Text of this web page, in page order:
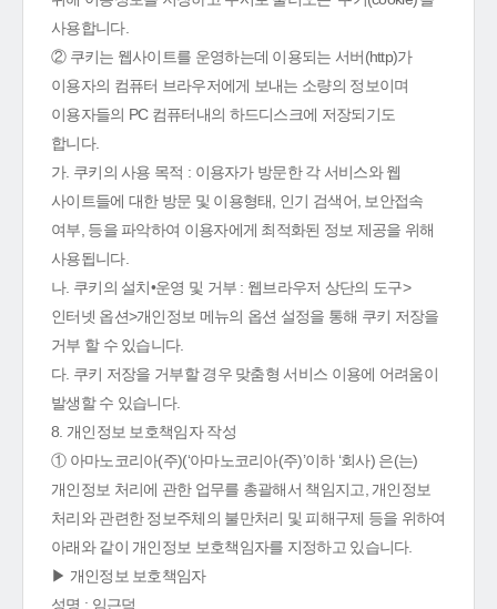
사용합니다.
② 쿠키는 웹사이트를 운영하는데 이용되는 서버(http)가
이용자의 컴퓨터 브라우저에게 보내는 소량의 정보이며
이용자들의 PC 컴퓨터내의 하드디스크에 저장되기도
합니다.
가. 쿠키의 사용 목적 : 이용자가 방문한 각 서비스와 웹
사이트들에 대한 방문 및 이용형태, 인기 검색어, 보안접속
여부, 등을 파악하여 이용자에게 최적화된 정보 제공을 위해
사용됩니다.
나. 쿠키의 설치•운영 및 거부 : 웹브라우저 상단의 도구>
인터넷 옵션>개인정보 메뉴의 옵션 설정을 통해 쿠키 저장을
거부 할 수 있습니다.
다. 쿠키 저장을 거부할 경우 맞춤형 서비스 이용에 어려움이
발생할 수 있습니다.
8. 개인정보 보호책임자 작성
① 아마노코리아(주)(‘아마노코리아(주)’이하 ‘회사) 은(는)
개인정보 처리에 관한 업무를 총괄해서 책임지고, 개인정보
처리와 관련한 정보주체의 불만처리 및 피해구제 등을 위하여
아래와 같이 개인정보 보호책임자를 지정하고 있습니다.
▶ 개인정보 보호책임자
성명 : 임근덕